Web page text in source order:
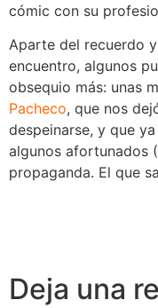
cómic con su
Aparte del recuerdo
encuentro, algunos
obsequio más: unas
Pacheco, que nos
despeinarse, y que
algunos afortunados
propaganda. El que
Deja una